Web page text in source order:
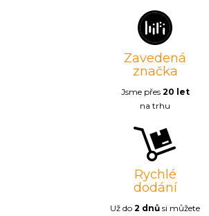
Zavedená
značka
Jsme přes 20 let
na trhu
Rychlé
dodání
Už do 2 dnů si můžete